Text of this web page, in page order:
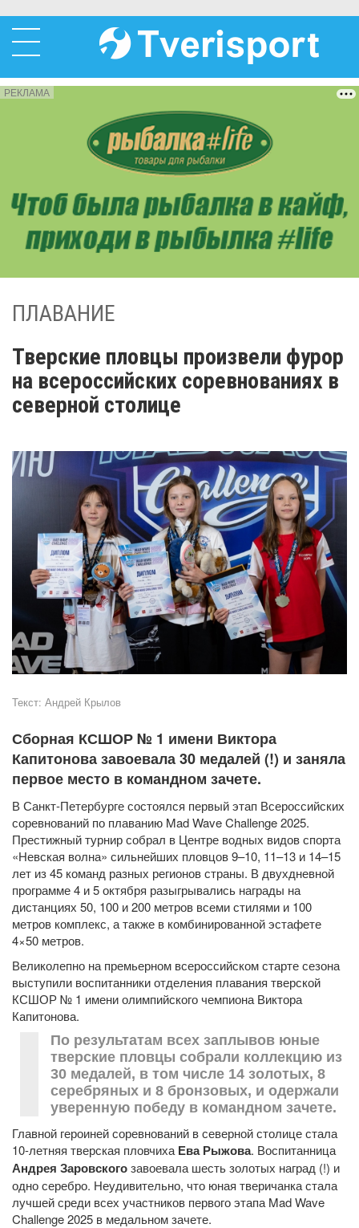
РЕКЛАМА
ПЛАВАНИЕ
Тверские пловцы произвели фурор
на всероссийских соревнованиях в
северной столице
Текст: Андрей Крылов
Сборная КСШОР № 1 имени Виктора
Капитонова завоевала 30 медалей (!) и заняла
первое место в командном зачете.
В Санкт-Петербурге состоялся первый этап Всероссийских
соревнований по плаванию Mad Wave Challenge 2025.
Престижный турнир собрал в Центре водных видов спорта
«Невская волна» сильнейших пловцов 9–10, 11–13 и 14–15
лет из 45 команд разных регионов страны. В двухдневной
программе 4 и 5 октября разыгрывались награды на
дистанциях 50, 100 и 200 метров всеми стилями и 100
метров комплекс, а также в комбинированной эстафете
4×50 метров.
Великолепно на премьерном всероссийском старте сезона
выступили воспитанники отделения плавания тверской
КСШОР № 1 имени олимпийского чемпиона Виктора
Капитонова.
По результатам всех заплывов юные
тверские пловцы собрали коллекцию из
30 медалей, в том числе 14 золотых, 8
серебряных и 8 бронзовых, и одержали
уверенную победу в командном зачете.
Главной героиней соревнований в северной столице стала
10-летняя тверская пловчиха Ева Рыжова. Воспитанница
Андрея Заровскогозавоевала шесть золотых наград (!) и
одно серебро. Неудивительно, что юная тверичанка стала
лучшей среди всех участников первого этапа Mad Wave
Challenge 2025 в медальном зачете.